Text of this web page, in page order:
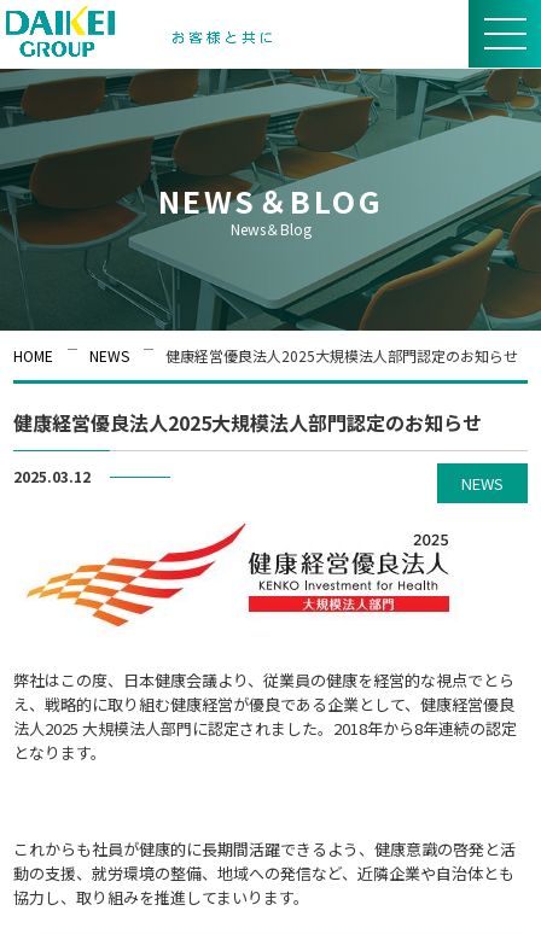
NEWS＆BLOG
News＆Blog
HOME NEWS 健康経営優良法人2025大規模法人部門認定のお知らせ
健康経営優良法人2025大規模法人部門認定のお知らせ
2025.03.12 NEWS
弊社はこの度、日本健康会議より、従業員の健康を経営的な視点でとら
え、戦略的に取り組む健康経営が優良である企業として、健康経営優良
法人2025 大規模法人部門に認定されました。2018年から8年連続の認定
となります。
これからも社員が健康的に長期間活躍できるよう、健康意識の啓発と活
動の支援、就労環境の整備、地域への発信など、近隣企業や自治体とも
協力し、取り組みを推進してまいります。